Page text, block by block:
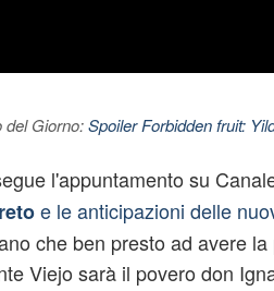
del Giorno:Spoiler Forbidden fruit:
l'appuntamento su
e le anticipazioni delle
che ben presto ad avere
Viejo sarà il povero don